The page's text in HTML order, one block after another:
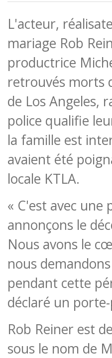
L'acteur,
mariage Rob
productrice
retrouvés morts
de Los Angeles,
police qualifie
la famille est
avaient été
locale KTLA.
« C'est avec
annonçons le
Nous avons le
nous
pendant cette
déclaré un
Rob Reiner est
sous le nom de